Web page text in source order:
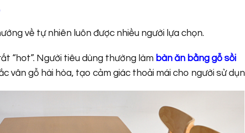
về tự nhiên luôn được nhiều người lựa chọn.
“hot”. Người tiêu dùng thường làm bàn ăn bằng gỗ sồi
vân gỗ hài hòa, tạo cảm giác thoải mái cho người sử